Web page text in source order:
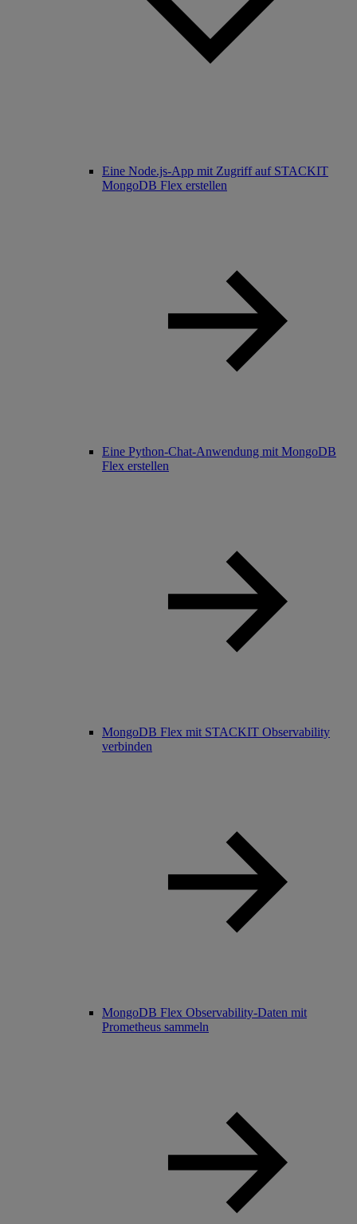
Eine Node.js-App mit Zugriff auf STACKIT
MongoDB Flex erstellen
Eine Python-Chat-Anwendung mit MongoDB
Flex erstellen
MongoDB Flex mit STACKIT Observability
verbinden
MongoDB Flex Observability-Daten mit
Prometheus sammeln